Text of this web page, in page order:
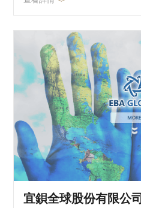
宜鋇全球股份有限公司